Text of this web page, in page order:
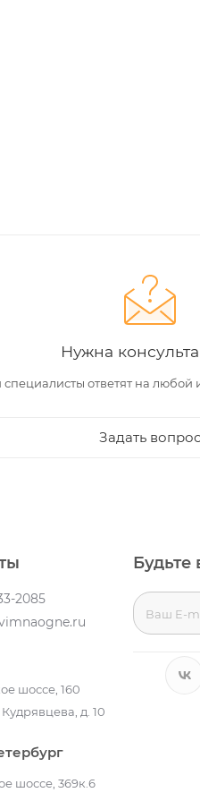
Нужна
ответят на
Задать вопрос
2085
шоссе, 160
д. 10
шоссе, 369к.6
Будьте